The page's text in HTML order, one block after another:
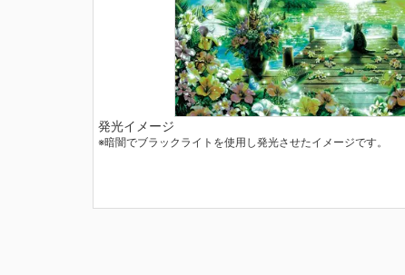
発光イメージ
※暗闇でブラックライトを使用し発光させたイメージです。